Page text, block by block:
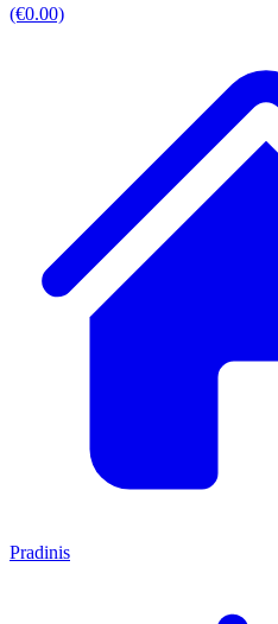
(€0.00)
Pradinis